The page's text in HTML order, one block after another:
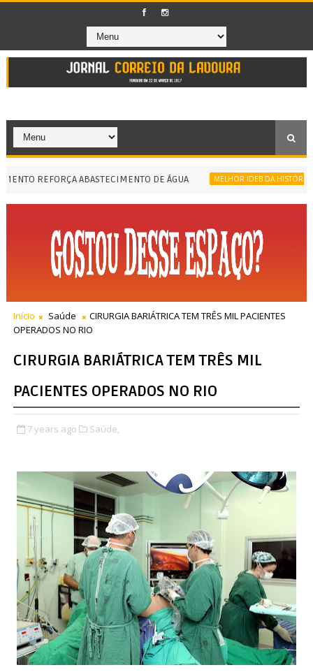
REFORÇA ABASTECIMENTO DE ÁGUA MELHOR IDEB DA HISTÓRIA DE
Início Saúde
CIRURGIA BARIÁTRICA TEM TRÊS MIL PACIENTES
OPERADOS NO RIO
CIRURGIA BARIÁTRICA TEM TRÊS MIL
PACIENTES OPERADOS NO RIO
7 years ago Saúde,